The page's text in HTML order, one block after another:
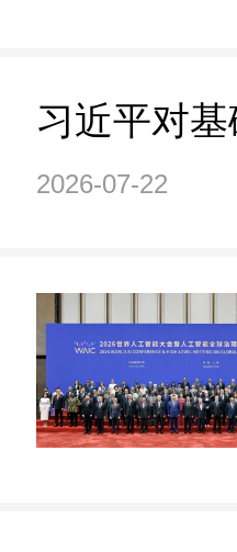
习近平对
2026-07-22